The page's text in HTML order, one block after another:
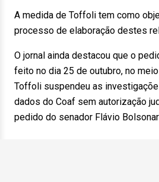
A medida de Toffoli tem como
processo de elaboração destes
O jornal ainda destacou que o
feito no dia 25 de outubro, no
Toffoli suspendeu as
dados do Coaf sem autorização
pedido do senador Flávio